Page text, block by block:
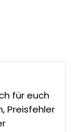
für euch
Preisfehler